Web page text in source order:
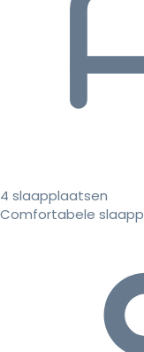
4 slaapplaatsen
Comfortabele